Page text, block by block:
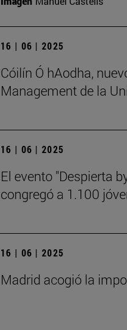
16 | 06 | 2025
Cóilín Ó hAodha,
Management de la
16 | 06 | 2025
El evento "Despierta
congregó a 1.100
16 | 06 | 2025
Madrid acogió la